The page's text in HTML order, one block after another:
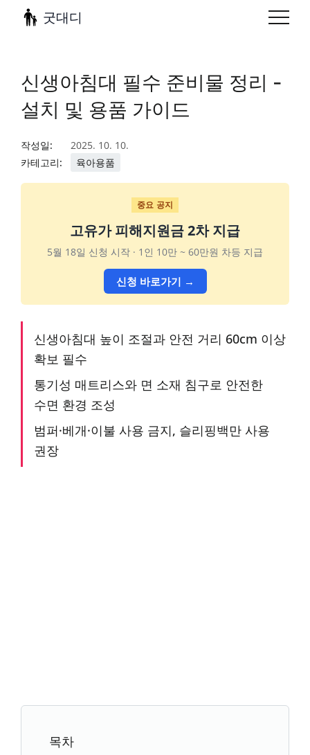
굿대디
신생아침대 필수 준비물 정리 -
설치 및 용품 가이드
작성일:
2025. 10. 10.
카테고리:
육아용품
중요 공지
고유가 피해지원금 2차 지급
5월 18일 신청 시작 · 1인 10만 ~ 60만원 차등 지급
신청 바로가기 →
신생아침대 높이 조절과 안전 거리 60cm 이상
확보 필수
통기성 매트리스와 면 소재 침구로 안전한
수면 환경 조성
범퍼·베개·이불 사용 금지, 슬리핑백만 사용
권장
목차